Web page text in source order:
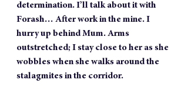
determination. I’ll talk about it with
Forash… After work in the mine. I
hurry up behind Mum. Arms
outstretched; I stay close to her as she
wobbles when she walks around the
stalagmites in the corridor.